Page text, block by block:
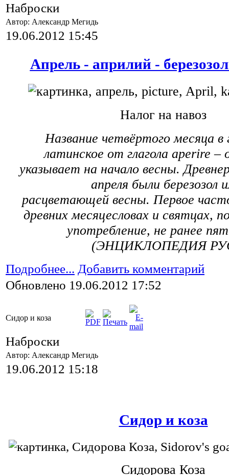
Наброски
Автор: Александр Мегидь
19.06.2012 15:45
Апрель - априлий -
Налог на навоз
Название четвёртого месяца в
латинское от глагола aperire
указывает на начало весны.
апреля были березозол
расцветающей весны. Первое
древних месяцесловах и святцах,
употребление, не ранее
(ЭНЦИКЛОПЕДИЯ
Подробнее... Добавить комментарий
Обновлено 19.06.2012 17:52
Сидор и коза
Наброски
Автор: Александр Мегидь
19.06.2012 15:18
Сидор и коза
Сидорова Коза